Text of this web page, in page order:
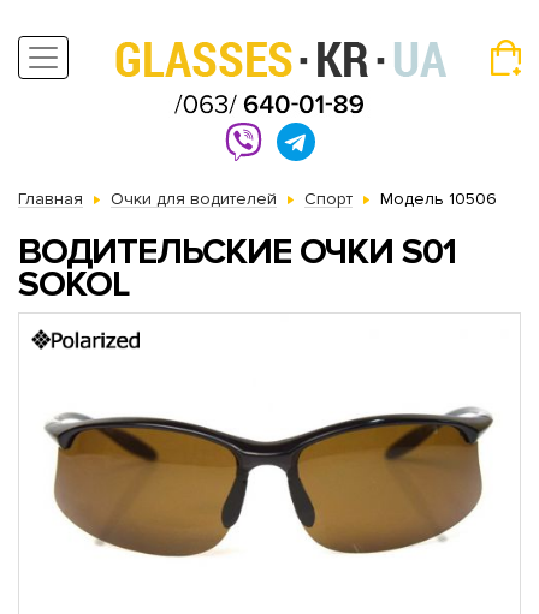
Главная Очки для водителей Спорт Модель 10506
ВОДИТЕЛЬСКИЕ ОЧКИ S01
SOKOL